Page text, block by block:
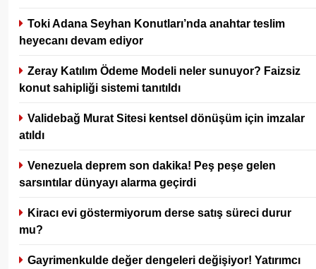
Toki Adana Seyhan Konutları’nda anahtar teslim
heyecanı devam ediyor
Zeray Katılım Ödeme Modeli neler sunuyor? Faizsiz
konut sahipliği sistemi tanıtıldı
Validebağ Murat Sitesi kentsel dönüşüm için imzalar
atıldı
Venezuela deprem son dakika! Peş peşe gelen
sarsıntılar dünyayı alarma geçirdi
Kiracı evi göstermiyorum derse satış süreci durur
mu?
Gayrimenkulde değer dengeleri değişiyor! Yatırımcı